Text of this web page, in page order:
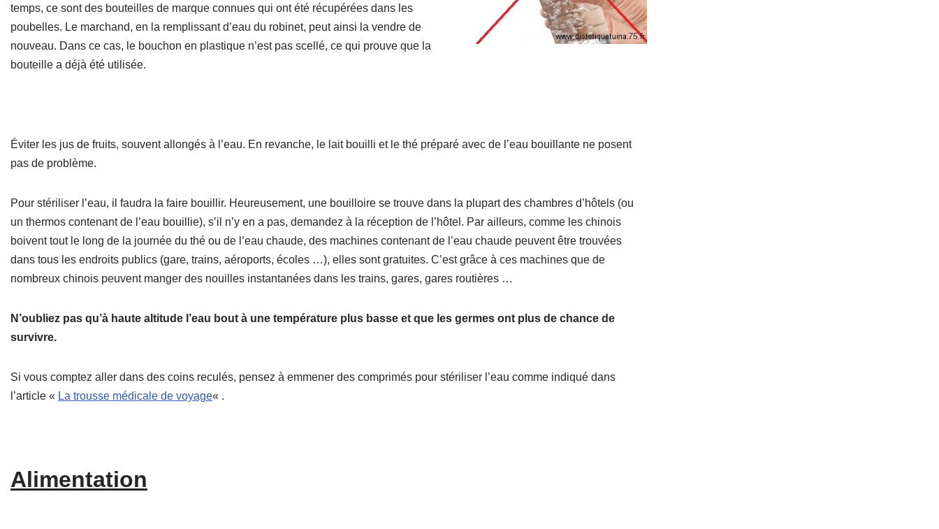
temps, ce sont des bouteilles de marque connues qui ont été récupérées dans les
poubelles. Le marchand, en la remplissant d’eau du robinet, peut ainsi la vendre de
nouveau. Dans ce cas, le bouchon en plastique n’est pas scellé, ce qui prouve que la
bouteille a déjà été utilisée.
Éviter les jus de fruits, souvent allongés à l’eau. En revanche, le lait bouilli et le thé préparé avec de l’eau bouillante ne posent
pas de problème.
Pour stériliser l’eau, il faudra la faire bouillir. Heureusement, une bouilloire se trouve dans la plupart des chambres d’hôtels (ou
un thermos contenant de l’eau bouillie), s’il n’y en a pas, demandez à la réception de l’hôtel. Par ailleurs, comme les chinois
boivent tout le long de la journée du thé ou de l’eau chaude, des machines contenant de l’eau chaude peuvent être trouvées
dans tous les endroits publics (gare, trains, aéroports, écoles …), elles sont gratuites. C’est grâce à ces machines que de
nombreux chinois peuvent manger des nouilles instantanées dans les trains, gares, gares routières …
N’oubliez pas qu’à haute altitude l’eau bout à une température plus basse et que les germes ont plus de chance de
survivre.
Si vous comptez aller dans des coins reculés, pensez à emmener des comprimés pour stériliser l’eau comme indiqué dans
l’article « La trousse médicale de voyage« .
Alimentation